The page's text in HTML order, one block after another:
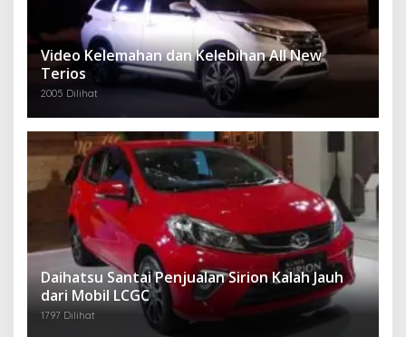
Video Kelemahan dan Kelebihan All New
Terios
2005 Dilihat
Daihatsu Santai Penjualan Sirion Kalah Jauh
dari Mobil LCGC
1797 Dilihat